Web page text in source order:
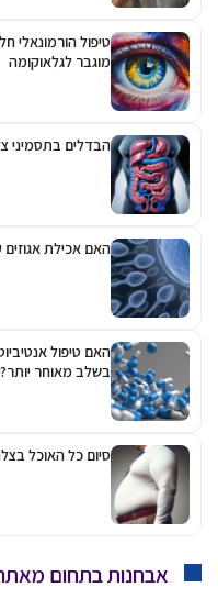
טיפול הורמונאלי
מוגבר לגלאוקומה
הבדלים בתסמיני
האם אכילת
האם טיפול
בשלב מאוחר יותר?
סיום כל האוכל
אבחנות בתחום